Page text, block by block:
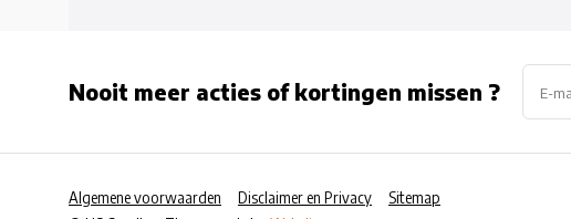
Nooit meer acties of kortingen missen ?
Algemene voorwaarden Disclaimer en Privacy
Sitemap